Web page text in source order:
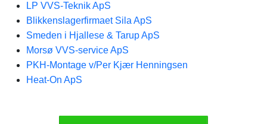
LP VVS-Teknik ApS
Blikkenslagerfirmaet Sila ApS
Smeden i Hjallese & Tarup ApS
Morsø VVS-service ApS
PKH-Montage v/Per Kjær Henningsen
Heat-On ApS